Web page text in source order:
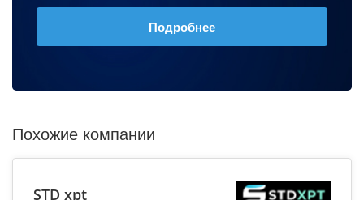
Подробнее
Похожие компании
STD xpt